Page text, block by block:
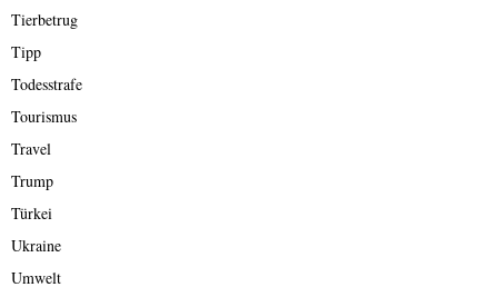
Tierbetrug
Tipp
Todesstrafe
Tourismus
Travel
Trump
Türkei
Ukraine
Umwelt